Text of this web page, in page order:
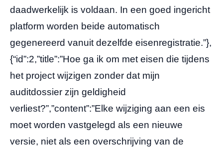
daadwerkelijk is voldaan. In een goed ingericht
platform worden beide automatisch
gegenereerd vanuit dezelfde eisenregistratie.”},
{“id”:2,”title”:”Hoe ga ik om met eisen die tijdens
het project wijzigen zonder dat mijn
auditdossier zijn geldigheid
verliest?”,”content”:”Elke wijziging aan een eis
moet worden vastgelegd als een nieuwe
versie, niet als een overschrijving van de